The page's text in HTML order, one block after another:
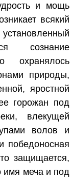
и мощь
всякий
сознание
охранялось
природы,
яростной
горожан под
влекущей
волов и
победоносная
защищается,
имя меча и под